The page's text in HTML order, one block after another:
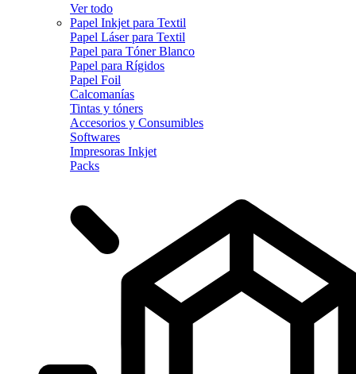
Ver todo
Papel Inkjet para Textil
Papel Láser para Textil
Papel para Tóner Blanco
Papel para Rígidos
Papel Foil
Calcomanías
Tintas y tóners
Accesorios y Consumibles
Softwares
Impresoras Inkjet
Packs